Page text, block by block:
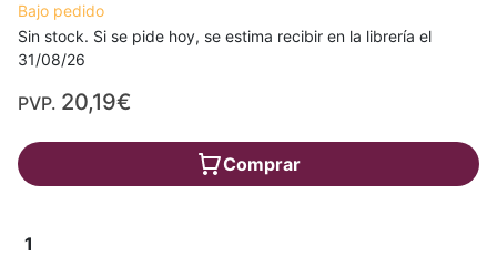
Bajo pedido
Sin stock. Si se pide hoy, se estima recibir en la librería el
31/08/26
PVP. 20,19€
Comprar
1